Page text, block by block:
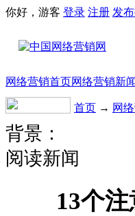
你好，游客 登录 注册 发布
网络营销首页网络营销新闻
首页 → 网
背景：
阅读新闻
13个